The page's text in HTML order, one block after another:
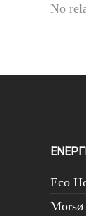
No
Eco
Morsø